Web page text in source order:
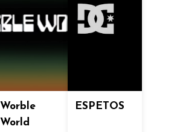
Worble
World
ESPETOS